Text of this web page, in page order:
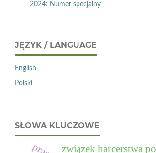
2024: Numer specjalny
JĘZYK / LANGUAGE
English
Polski
SŁOWA KLUCZOWE
związek harcerstwa